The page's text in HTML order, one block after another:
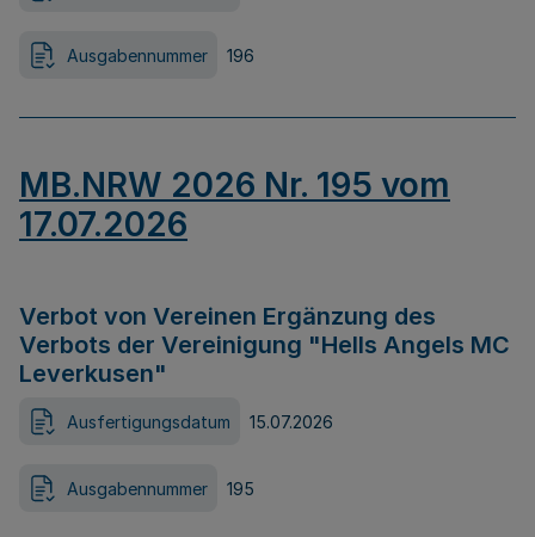
Ausgabennummer 196
MB.NRW 2026 Nr. 195 vom
17.07.2026
Verbot von Vereinen Ergänzung des
Verbots der Vereinigung "Hells Angels MC
Leverkusen"
Ausfertigungsdatum 15.07.2026
Ausgabennummer 195